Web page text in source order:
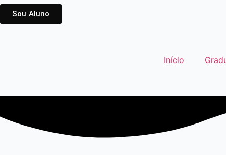
Sou Aluno
Início